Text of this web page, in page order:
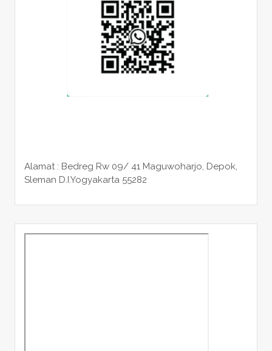
Alamat : Bedreg Rw 09/ 41 Maguwoharjo, Depok,
Sleman D.I.Yogyakarta 55282